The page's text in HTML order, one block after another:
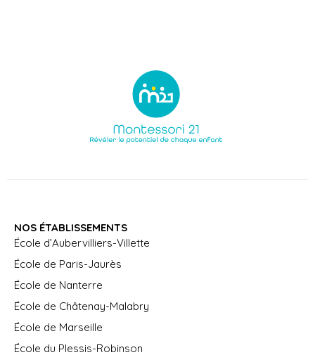
NOS ÉTABLISSEMENTS
École d’Aubervilliers-Villette
École de Paris-Jaurès
École de Nanterre
École de Châtenay-Malabry
École de Marseille
École du Plessis-Robinson